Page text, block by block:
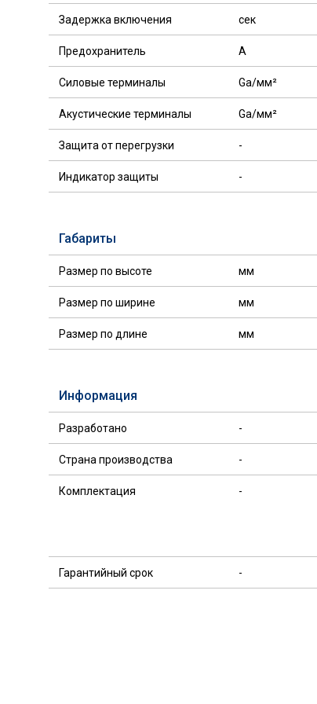
Задержка включения сек
Предохранитель А
Силовые терминалы Ga/мм²
Акустические терминалы Ga/мм²
Защита от перегрузки -
Индикатор защиты -
Габариты
Размер по высоте мм
Размер по ширине мм
Размер по длине мм
Информация
Разработано -
Страна производства -
Комплектация -
Гарантийный срок -